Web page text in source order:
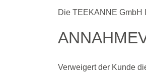
Die TEEKANNE GmbH
Verweigert der Kunde